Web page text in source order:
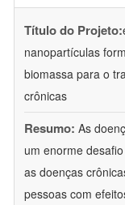
Título do Projeto:
nanopartículas
biomassa para o
crônicas
Resumo: As
um enorme
as doenças
pessoas com